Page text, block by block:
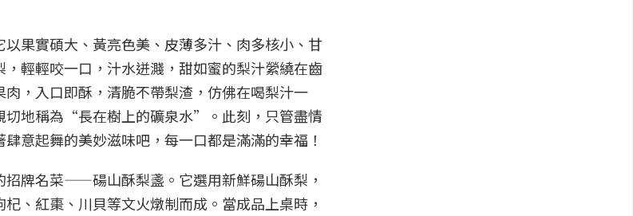
果實碩大、黃亮色美、皮薄多汁、肉多核小、甘
輕輕咬一口，汁水迸濺，甜如蜜的梨汁縈繞在齒
，入口即酥，清脆不帶梨渣，仿佛在喝梨汁一
切地稱為“長在樹上的礦泉水”。此刻，只管盡情
意起舞的美妙滋味吧，每一口都是滿滿的幸福！
牌名菜——碭山酥梨盞。它選用新鮮碭山酥梨，
、紅棗、川貝等文火燉制而成。當成品上桌時，